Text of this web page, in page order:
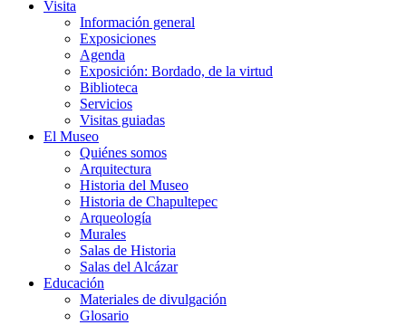
Visita
Información general
Exposiciones
Agenda
Exposición: Bordado, de la virtud
Biblioteca
Servicios
Visitas guiadas
El Museo
Quiénes somos
Arquitectura
Historia del Museo
Historia de Chapultepec
Arqueología
Murales
Salas de Historia
Salas del Alcázar
Educación
Materiales de divulgación
Glosario